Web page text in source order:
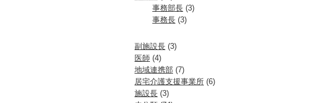
事務部長 (3)
事務長 (3)
副施設長 (3)
医師 (4)
地域連携部 (7)
居宅介護支援事業所 (6)
施設長 (3)